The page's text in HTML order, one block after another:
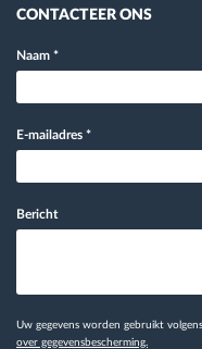
CONTACTEER ONS
Naam *
E-mailadres *
Bericht
Uw gegevens worden gebruikt
over gegevensbescherming.